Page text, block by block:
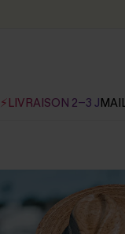
⚡LIVRAISON 2-3 J